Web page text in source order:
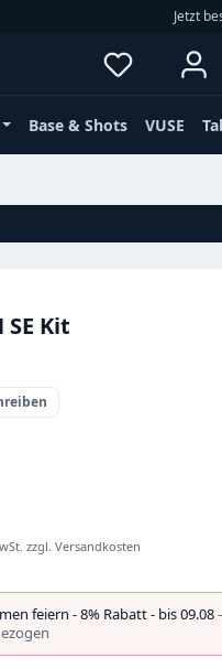
Jetzt
Du hast
Base & Shots VUSE
SE Kit
zzgl. Versandkosten
feiern - 8% Rabatt - bis 09.08